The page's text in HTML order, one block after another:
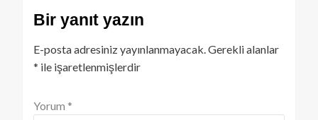
Bir yanıt yazın
E-posta adresiniz yayınlanmayacak.Gerekli alanlar
* ile işaretlenmişlerdir
Yorum *